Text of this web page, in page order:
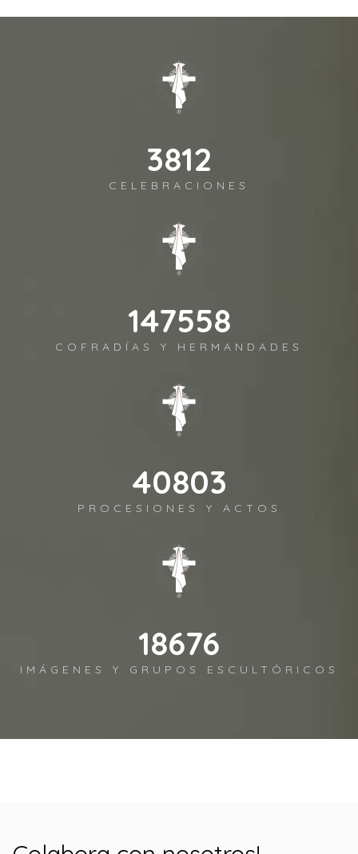
3958
CELEBRACIONES
153233
COFRADÍAS Y HERMANDADES
42372
PROCESIONES Y ACTOS
19394
IMÁGENES Y GRUPOS ESCULTÓRICOS